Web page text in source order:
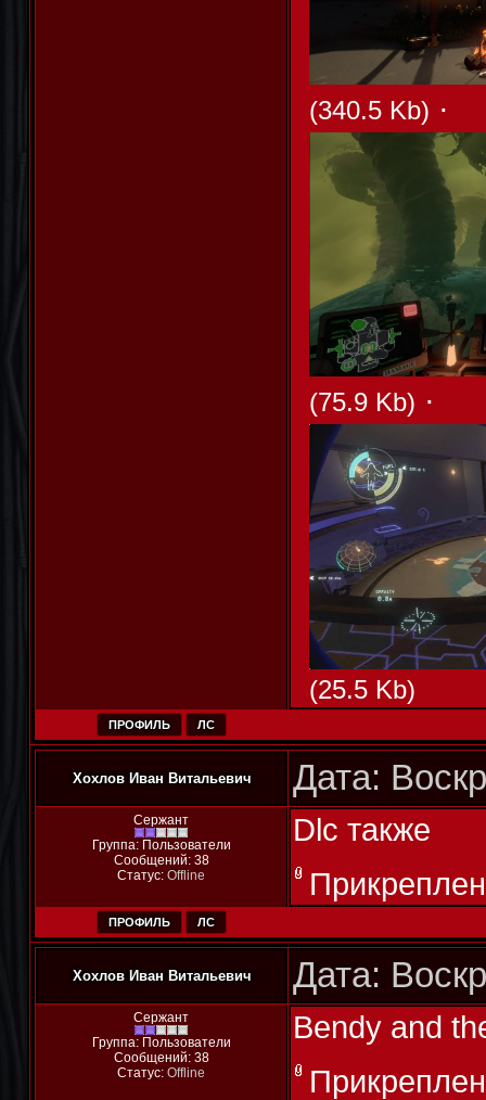
(340.5 Kb) ·
(75.9 Kb) ·
(25.5 Kb)
ПРОФИЛЬ ЛС
Хохлов Иван Витальевич Дата:
Сержант
Группа: Пользователи
Сообщений: 38
Статус: Offline
Dlc также
ПРОФИЛЬ ЛС
Хохлов Иван Витальевич Дата:
Сержант
Группа: Пользователи
Сообщений: 38
Статус: Offline
Bendy and